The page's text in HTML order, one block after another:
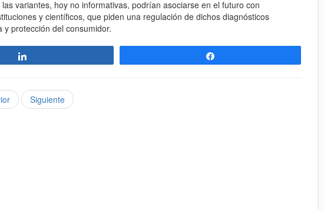
variantes, hoy no informativas, podrían asociarse en el futuro con
y científicos, que piden una regulación de dichos diagnósticos
protección del consumidor.
Siguiente